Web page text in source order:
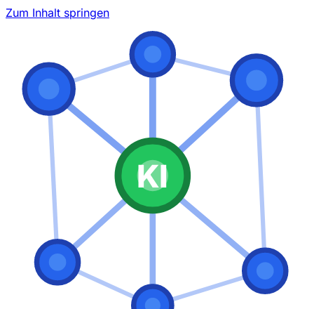
Zum Inhalt springen
KI